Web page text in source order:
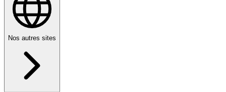
Nos autres sites